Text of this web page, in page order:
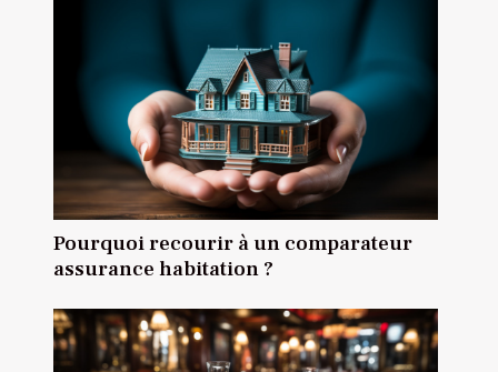
Pourquoi recourir à un comparateur
assurance habitation ?